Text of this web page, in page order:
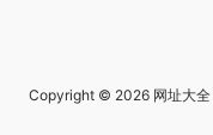
Copyright © 2026 网址大全